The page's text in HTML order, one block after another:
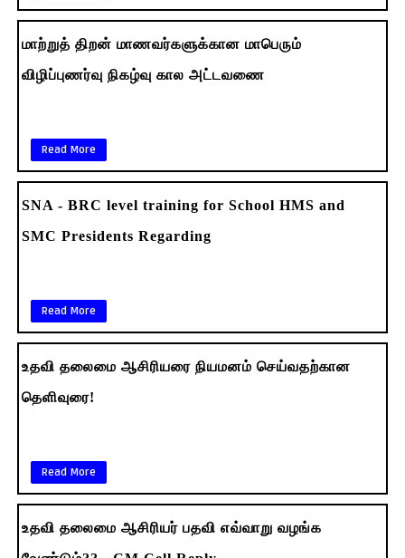
மாற்றுத் திறன் மாணவர்களுக்கான மாபெரும்
விழிப்புணர்வு நிகழ்வு கால அட்டவணை
Read More
SNA - BRC level training for School HMS and
SMC Presidents Regarding
Read More
உதவி தலைமை ஆசிரியரை நியமனம் செய்வதற்கான
தெளிவுரை!
Read More
உதவி தலைமை ஆசிரியர் பதவி எவ்வாறு வழங்க